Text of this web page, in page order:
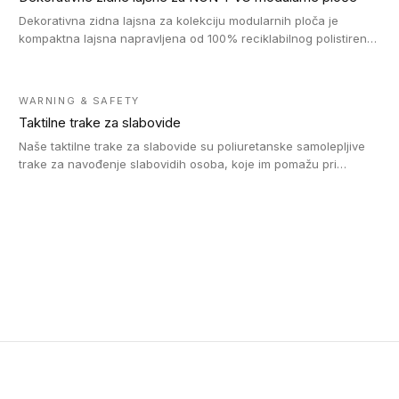
Dekorativna zidna lajsna za kolekciju modularnih ploča je
kompaktna lajsna napravljena od 100% reciklabilnog polistirena,
WARNING & SAFETY
Taktilne trake za slabovide
Naše taktilne trake za slabovide su poliuretanske samolepljive
trake za navođenje slabovidih osoba, koje im pomažu pri